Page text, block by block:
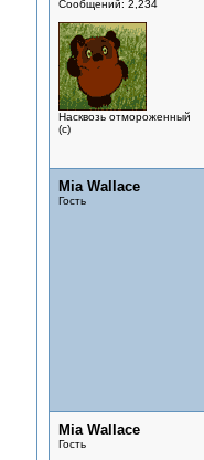
Сообщений: 2,234
Насквозь отмороженный
(с)
Mia Wallace
Гость
Mia Wallace
Гость